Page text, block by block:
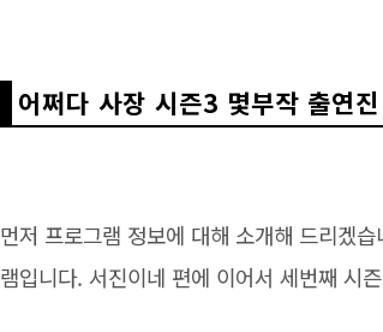
어쩌다 사장 시즌3 몇부작 출연
먼저 프로그램 정보에 대해 소개해 드리겠
램입니다. 서진이네 편에 이어서 세번째 시